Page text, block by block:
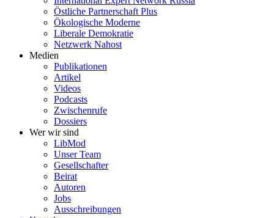
Östliche Partner­schaft Plus
Ökolo­gische Moderne
Liberale Demokratie
Netzwerk Nahost
Medien
Publi­ka­tionen
Artikel
Videos
Podcasts
Zwischenrufe
Dossiers
Wer wir sind
LibMod
Unser Team
Gesell­schafter
Beirat
Autoren
Jobs
Ausschrei­bungen